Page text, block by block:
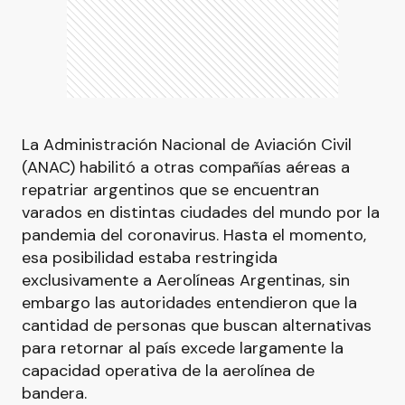
La Administración Nacional de Aviación Civil
(ANAC) habilitó a otras compañías aéreas a
repatriar argentinos que se encuentran
varados en distintas ciudades del mundo por la
pandemia del coronavirus. Hasta el momento,
esa posibilidad estaba restringida
exclusivamente a Aerolíneas Argentinas, sin
embargo las autoridades entendieron que la
cantidad de personas que buscan alternativas
para retornar al país excede largamente la
capacidad operativa de la aerolínea de
bandera.